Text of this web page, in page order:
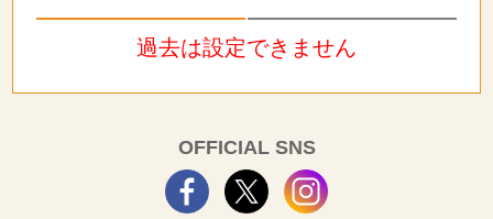
過去は設定できません
OFFICIAL SNS